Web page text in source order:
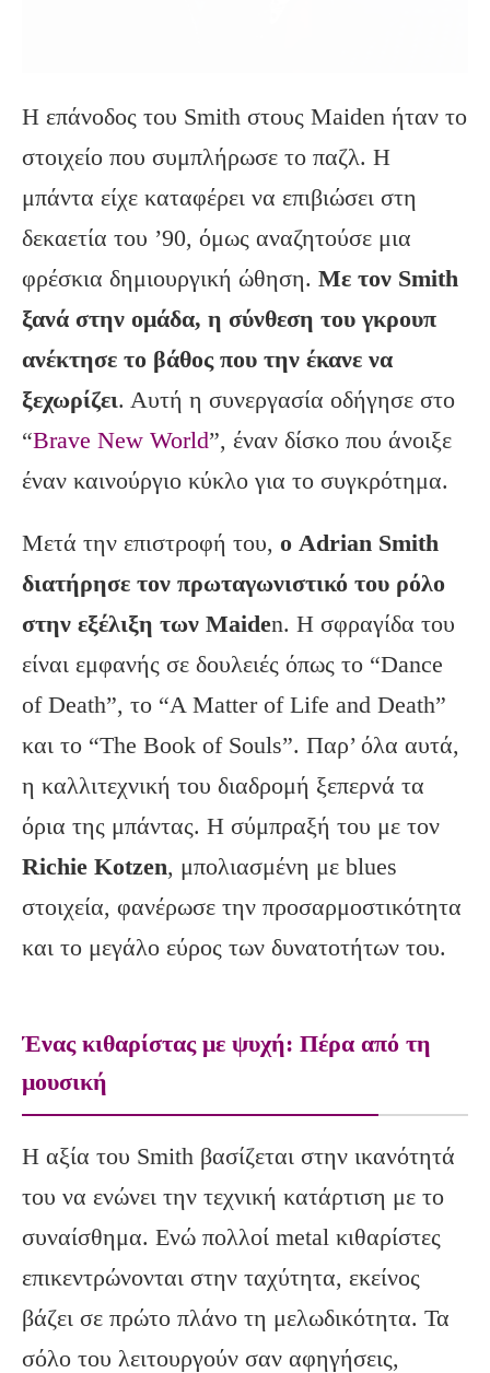
Η επάνοδος του Smith στους Maiden ήταν το
στοιχείο που συμπλήρωσε το παζλ. Η
μπάντα είχε καταφέρει να επιβιώσει στη
δεκαετία του ’90, όμως αναζητούσε μια
φρέσκια δημιουργική ώθηση. Με τον Smith
ξανά στην ομάδα, η σύνθεση του γκρουπ
ανέκτησε το βάθος που την έκανε να
ξεχωρίζει. Αυτή η συνεργασία οδήγησε στο
“Brave New World”, έναν δίσκο που άνοιξε
έναν καινούργιο κύκλο για το συγκρότημα.
Μετά την επιστροφή του, ο Adrian Smith
διατήρησε τον πρωταγωνιστικό του ρόλο
στην εξέλιξη των Maiden. Η σφραγίδα του
είναι εμφανής σε δουλειές όπως το “Dance
of Death”, το “A Matter of Life and Death”
και το “The Book of Souls”. Παρ’ όλα αυτά,
η καλλιτεχνική του διαδρομή ξεπερνά τα
όρια της μπάντας. Η σύμπραξή του με τον
Richie Kotzen, μπολιασμένη με blues
στοιχεία, φανέρωσε την προσαρμοστικότητα
και το μεγάλο εύρος των δυνατοτήτων του.
Ένας κιθαρίστας με ψυχή: Πέρα από τη
μουσική
Η αξία του Smith βασίζεται στην ικανότητά
του να ενώνει την τεχνική κατάρτιση με το
συναίσθημα. Ενώ πολλοί metal κιθαρίστες
επικεντρώνονται στην ταχύτητα, εκείνος
βάζει σε πρώτο πλάνο τη μελωδικότητα. Τα
σόλο του λειτουργούν σαν αφηγήσεις,